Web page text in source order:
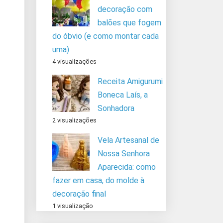
decoração com
balões que fogem
do óbvio (e como montar cada
uma)
4 visualizações
Receita Amigurumi
Boneca Laís, a
Sonhadora
2 visualizações
Vela Artesanal de
Nossa Senhora
Aparecida: como
fazer em casa, do molde à
decoração final
1 visualização